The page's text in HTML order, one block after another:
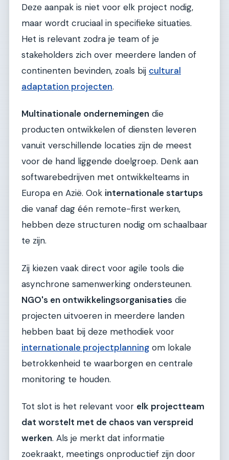
Deze aanpak is niet voor elk project nodig,
maar wordt cruciaal in specifieke situaties.
Het is relevant zodra je team of je
stakeholders zich over meerdere landen of
continenten bevinden, zoals bij cultural
adaptation projecten.
Multinationale ondernemingen die
producten ontwikkelen of diensten leveren
vanuit verschillende locaties zijn de meest
voor de hand liggende doelgroep. Denk aan
softwarebedrijven met ontwikkelteams in
Europa en Azië. Ook internationale startups
die vanaf dag één remote-first werken,
hebben deze structuren nodig om schaalbaar
te zijn.
Zij kiezen vaak direct voor agile tools die
asynchrone samenwerking ondersteunen.
NGO's en ontwikkelingsorganisaties die
projecten uitvoeren in meerdere landen
hebben baat bij deze methodiek voor
internationale projectplanning om lokale
betrokkenheid te waarborgen en centrale
monitoring te houden.
Tot slot is het relevant voor elk projectteam
dat worstelt met de chaos van verspreid
werken. Als je merkt dat informatie
zoekraakt, meetings onproductief zijn door